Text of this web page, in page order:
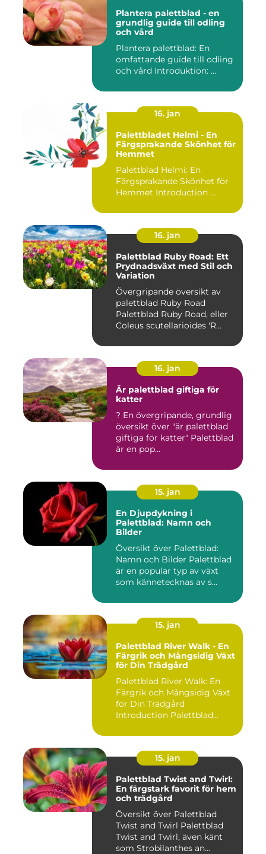
Plantera palettblad - en
grundlig guide till odling
och vård
Plantera palettblad: En
omfattande guide till odling
och vård Introduktion: ...
16. jan
Palettbladet Helmi - En
Färgsprakande Skönhet för
Hemmet
Palettblad Helmi: En
Färgsprakande Skönhet för
Hemmet Introduction ...
16. jan
Palettblad Ruby Road: Ett
Prydnadsväxt med Stil och
Variation
Övergripande översikt av
palettblad Ruby Road
Palettblad Ruby Road, eller
Coleus scutellarioides 'R...
16. jan
Är palettblad giftiga för
katter
? En övergripande, grundlig
översikt över "är palettblad
giftiga för katter" Palettblad
är en pop...
15. jan
En Djupdykning i
Palettblad: Namn och
Bilder
Översikt över Palettblad:
Namn och Bilder Palettblad
är en populär typ av växt
som kännetecknas av s...
15. jan
Palettblad River Walk - En
Färgrik och Mångsidig Växt
för Din Trädgård
Palettblad River Walk: En
Färgrik och Mångsidig Växt
för Din Trädgård
Introduction Palettblad
15. jan
Palettblad Twist and Twirl:
En färgstark favorit för hem
och trädgård
Översikt över Palettblad
Twist and Twirl Palettblad
Twist and Twirl, även känt
som Strobilanthes an...